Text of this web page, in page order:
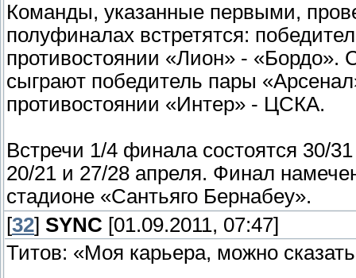
Команды, указанные первыми,
полуфиналах встретятся:
противостоянии «Лион» - «Бордо».
сыграют победитель пары
противостоянии «Интер» - ЦСКА.
Встречи 1/4 финала состоятся 30/
20/21 и 27/28 апреля. Финал
стадионе «Сантьяго Бернабеу».
[32] SYNC [01.09.2011, 07:47]
Титов: «Моя карьера, можно